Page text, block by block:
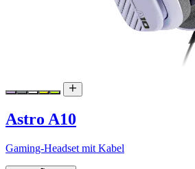
Astro A10
Gaming-Headset mit Kabel